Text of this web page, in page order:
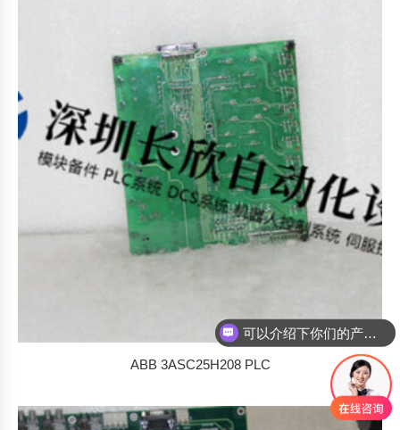
ABB 3ASC25H208 PLC
你们是怎么收费的呢